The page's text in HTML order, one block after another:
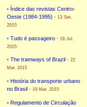
• Índice das revistas Centro-
Oeste (1984-1995) - 13 Set.
2015
• Tudo é passageiro - 16 Jul.
2015
• The tramways of Brazil - 22
Mar. 2015
• História do transporte urbano
no Brasil - 19 Mar. 2015
• Regulamento de Circulação